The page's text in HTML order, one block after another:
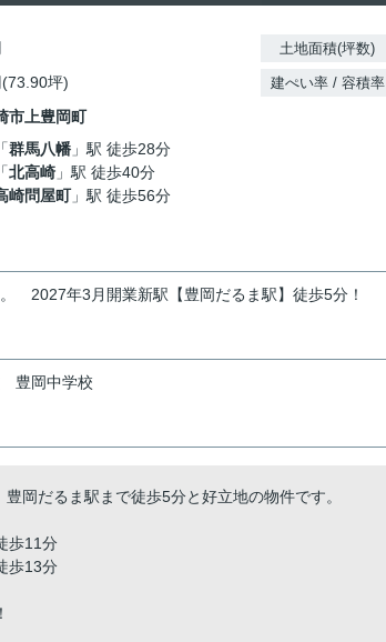
坪)
市 上豊岡町
「群馬八幡 」駅 徒歩28分
「北高崎 」駅 徒歩40分
崎問屋町」駅 徒歩56分
土地面積(坪数)
建ぺい率 / 容積率
2027年3月開業新駅【豊岡だるま駅】徒歩5分！
豊岡中学校
岡だるま駅まで徒歩5分と好立地の物件です。
歩11分
歩13分